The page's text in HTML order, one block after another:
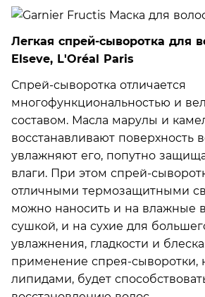
Легкая спрей-сыворотка для
Elseve, L'Oréal Paris
Спрей-сыворотка отличается
многофункциональностью и
составом. Масла марулы и
восстанавливают поверхность
увлажняют его, попутно
влаги. При этом спрей-
отличными термозащитными
можно наносить и на влажные
сушкой, и на сухие для
увлажнения, гладкости и
применение спрея-сыворотки,
липидами, будет